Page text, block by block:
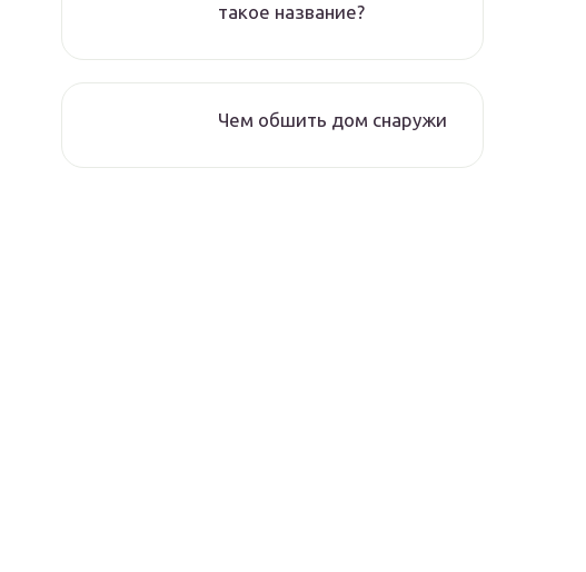
такое название?
Чем обшить дом снаружи